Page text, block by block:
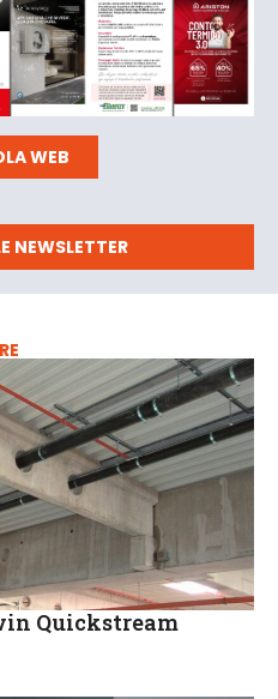
WEB
NEWSLETTER
Quickstream